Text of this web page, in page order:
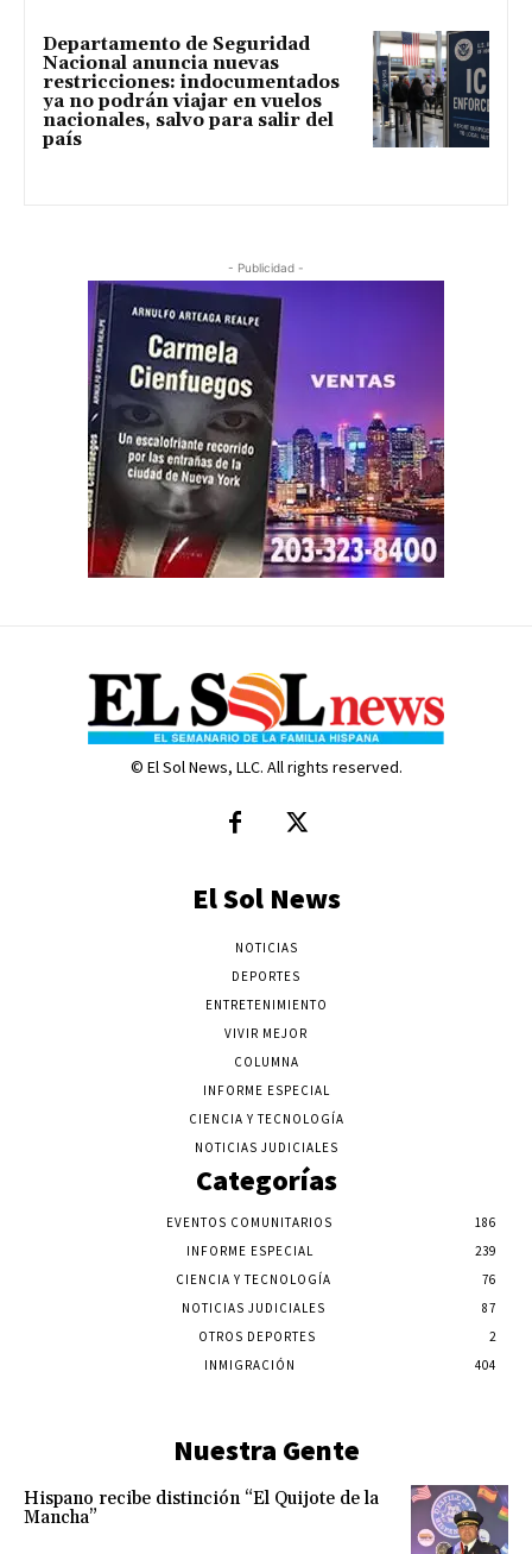
Departamento de Seguridad
Nacional anuncia nuevas
restricciones: indocumentados
ya no podrán viajar en vuelos
nacionales, salvo para salir del
país
- Publicidad -
© El Sol News, LLC. All rights reserved.
El Sol News
NOTICIAS
DEPORTES
ENTRETENIMIENTO
VIVIR MEJOR
COLUMNA
INFORME ESPECIAL
CIENCIA Y TECNOLOGÍA
NOTICIAS JUDICIALES
Categorías
EVENTOS COMUNITARIOS
186
INFORME ESPECIAL
239
CIENCIA Y TECNOLOGÍA
76
NOTICIAS JUDICIALES
87
OTROS DEPORTES
2
INMIGRACIÓN
404
Nuestra Gente
Hispano recibe distinción “El Quijote de la
Mancha”